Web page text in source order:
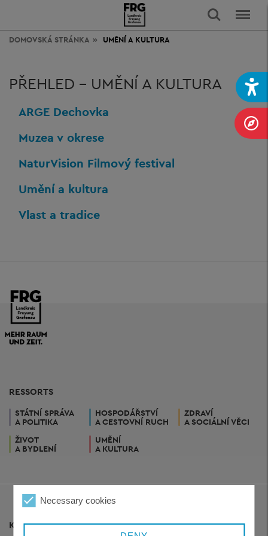
DOMOVSKÁ STRÁNKA UMĚNÍA KULTURA
PŘEHLED - UMĚNÍ A KULTURA
ARGE Dechovka
Muzea v okrese
NaturVision Filmový festival
Umění a kultura
Vlast a tradice
RESSORTS
STÁTNÍ SPRÁVA
A POLITIKA
HOSPODÁŘSTVÍ
A CESTOVNÍ RUCH
ZDRAVÍ
A SOCIÁLNÍ VĚCI
ŽIVOT
A BYDLENÍ
UMĚNÍ
A KULTURA
KONTAKT
Necessary cookies